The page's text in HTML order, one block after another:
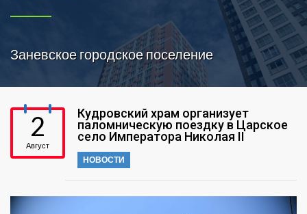
Заневское городское поселение
2
Август
Кудровский храм организует
паломническую поездку в Царское
село Императора Николая II
НОВОСТИ